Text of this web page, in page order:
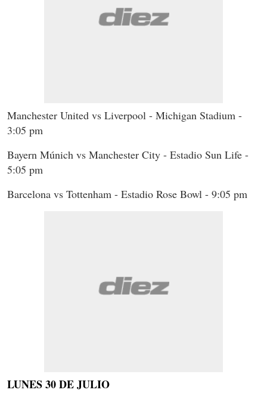
Manchester United vs Liverpool - Michigan Stadium -
3:05 pm
Bayern Múnich vs Manchester City - Estadio Sun Life -
5:05 pm
Barcelona vs Tottenham - Estadio Rose Bowl - 9:05 pm
LUNES 30 DE JULIO